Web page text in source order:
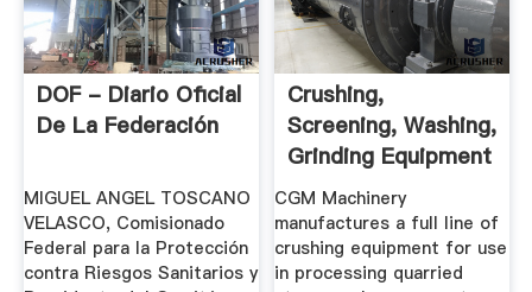
DOF - Diario Oficial
De La Federación
MIGUEL ANGEL TOSCANO
VELASCO, Comisionado
Federal para la Protección
contra Riesgos Sanitarios y
Crushing,
Screening, Washing,
Grinding Equipment
.
CGM Machinery
manufactures a full line of
crushing equipment for use
in processing quarried